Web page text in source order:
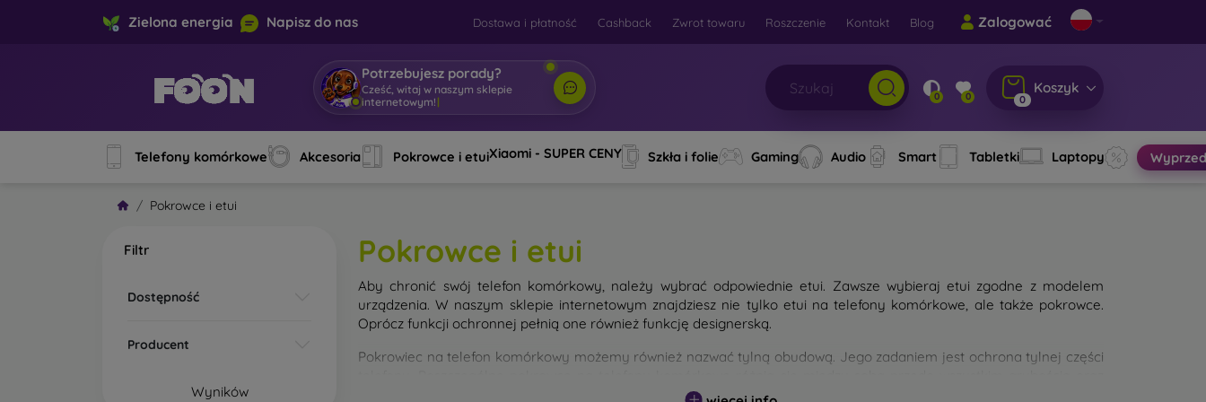
Zielona energia Napisz do nas Dostawa i płatność Cashback Zwrot towaru Roszczenie Kontakt Blog Zalogować
Potrzebujesz porady?
Cześć, witaj w naszym sklepie
internetowym! | 0 0 0
Koszyk
Telefony komórkowe Akcesoria Pokrowce i etuiXiaomi - SUPER CENY Szkła i folie Gaming Audio Smart Tabletki Laptopy
Pokrowce i etui
Filtr
Dostępność
Producent
Wyników
Pokrowce i etui
Aby chronić swój telefon komórkowy, należy wybrać odpowiednie etui. Zawsze wybieraj etui zgodne z modelem
urządzenia. W naszym sklepie internetowym znajdziesz nie tylko etui na telefony komórkowe, ale także pokrowce.
Oprócz funkcji ochronnej pełnią one również funkcję designerską.
Pokrowiec na telefon komórkowy możemy również nazwać tylną obudową. Jego zadaniem jest ochrona tylnej części